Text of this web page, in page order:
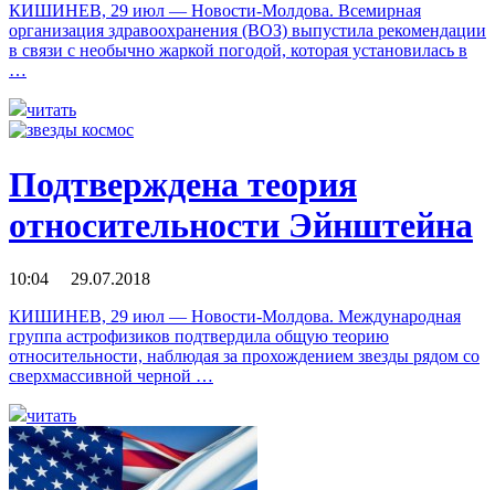
КИШИНЕВ, 29 июл — Новости-Молдова. Всемирная
организация здравоохранения (ВОЗ) выпустила рекомендации
в связи с необычно жаркой погодой, которая установилась в
…
читать
Подтверждена теория
относительности Эйнштейна
10:04 29.07.2018
КИШИНЕВ, 29 июл — Новости-Молдова. Международная
группа астрофизиков подтвердила общую теорию
относительности, наблюдая за прохождением звезды рядом со
сверхмассивной черной …
читать